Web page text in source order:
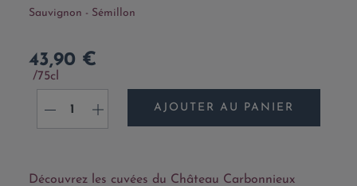
Sauvignon - Sémillon
43,90 €
75cl
- + AJOUTER AU PANIER
Découvrez les cuvées du Château Carbonnieux